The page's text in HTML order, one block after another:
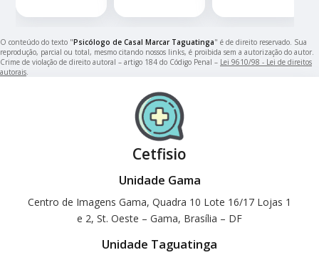
O conteúdo do texto "Psicólogo de Casal Marcar Taguatinga" é de direito reservado. Sua
reprodução, parcial ou total, mesmo citando nossos links, é proibida sem a autorização do autor.
Crime de violação de direito autoral – artigo 184 do Código Penal – Lei 9610/98 - Lei de direitos
autorais.
Cetfisio
Unidade Gama
Centro de Imagens Gama, Quadra 10 Lote 16/17 Lojas 1
e 2, St. Oeste – Gama, Brasília – DF
Unidade Taguatinga